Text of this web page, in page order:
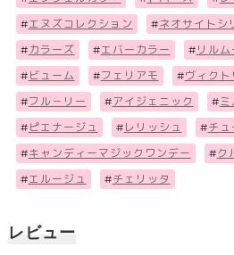
#エヌズコレクション #ネオサイトシ
# カラーズ #エバーカラー # リルム
# ビューム #フェリアモ #ヴィク
#フル－リー #アイジェニック #ミ
# ピエナージュ # レリッシュ #チュ
#キャンディーマジックワンデー #ク
#エルージュ #チェリッタ
レビュー